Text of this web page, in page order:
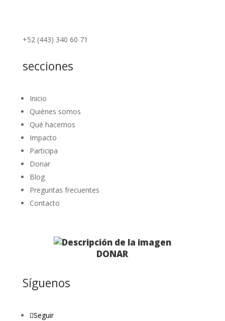
+52 (443) 340 60 71
secciones
Inicio
Quiénes somos
Qué hacemos
Impacto
Participa
Donar
Blog
Preguntas frecuentes
Contacto
DONAR
Síguenos
Seguir